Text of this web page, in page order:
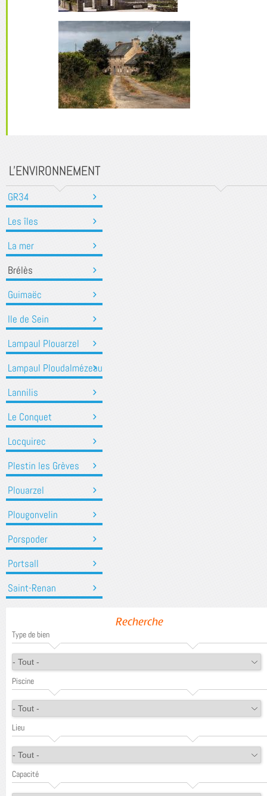
L'ENVIRONNEMENT
GR34
Les îles
La mer
Brélès
Guimaëc
Ile de Sein
Lampaul Plouarzel
Lampaul Ploudalmézeau
Lannilis
Le Conquet
Locquirec
Plestin les Grèves
Plouarzel
Plougonvelin
Porspoder
Portsall
Saint-Renan
Recherche
Type de bien
Piscine
Lieu
Capacité